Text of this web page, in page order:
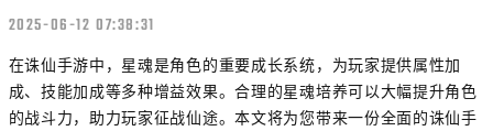
2025-06-12 07:38:31
在诛仙手游中，星魂是角色的重要成长系统，为玩家提供属性加
成、技能加成等多种增益效果。合理的星魂培养可以大幅提升角色
的战斗力，助力玩家征战仙途。本文将为您带来一份全面的诛仙手